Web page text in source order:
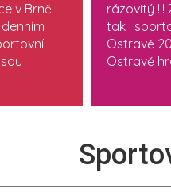
v Brně
rázovitý !!!
tak i
Ostravě
Ostravě